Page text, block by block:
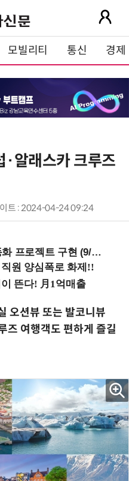
모빌리티 통신 경제
·알래스카 크루즈
트 : 2024-04-24 09:24
트 구현 (9/16 ~17 강남역)
오션뷰 또는 발코니뷰
여행객도 편하게 즐길